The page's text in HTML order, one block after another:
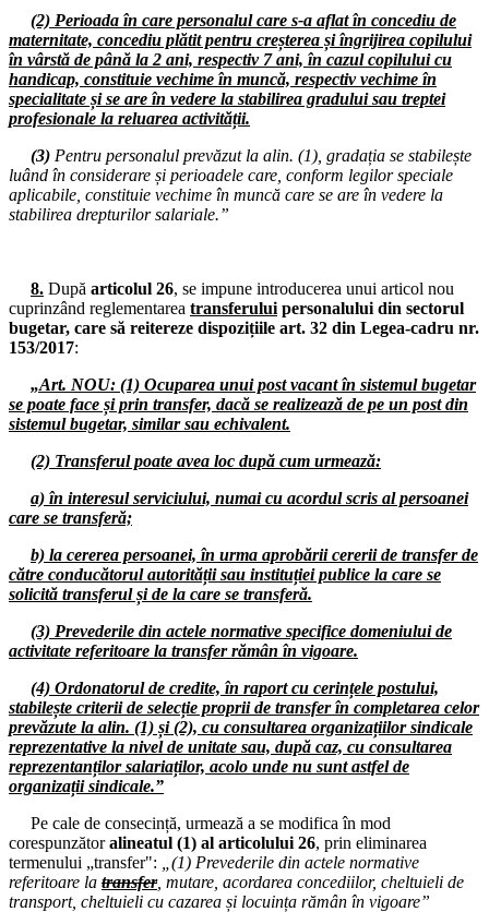
04-08.08.2025
Pichetări ale sediilor M.E.C., și partidelor politice
30-31.07.2025
Pichetări ale sediilor M.E.C. și partidelor politice
28.07.2025
Consiliul de administrație al I.S.J. Hunedoara
28.07.2025
Comisia Paritară de la nivelul I.S.J. Hunedoara
16.07.2025
Consiliul Liderilor S.I.P. Județul Hunedoara
Consiliul de administrație al I.S.J. Hunedoara
11.07.2025
Hunedoara - discuție informală
09.07.2025
Consiliul de administrație al I.S.J. Hunedoara
04.07.2025
Consiliul Liderilor și Biroul Executiv F.S.E. „Spiru Haret”
02.07.2025
Comisia de Dialog Social de la nivelul Instituției Prefectului Județul
Hunedoara
24.06.2025
Consiliul de administrație al I.S.J. Hunedoara
16.06.2025
Consiliul Liderilor S.I.P. Județul Hunedoara
12.06.2025
Consiliul de administrație al I.S.J. Hunedoara
10.06.2025
Consiliul de administrație al I.S.J. Hunedoara
(2) Perioada în care personalul care s-a aflat în concediu de
maternitate, concediu plătit pentru creșterea și îngrijirea copilului
în vârstă de până la 2 ani, respectiv 7 ani, în cazul copilului cu
handicap, constituie vechime în muncă, respectiv vechime în
specialitate și se are în vedere la stabilirea gradului sau treptei
profesionale la reluarea activității.
(3) Pentru personalul prevăzut la alin. (1), gradația se stabilește
luând în considerare și perioadele care, conform legilor speciale
aplicabile, constituie vechime în muncă care se are în vedere la
stabilirea drepturilor salariale.”
8. După articolul 26, se impune introducerea unui articol nou
cuprinzând reglementarea transferului personalului din sectorul
bugetar, care să reitereze dispozițiile art. 32 din Legea-cadru nr.
153/2017:
„Art. NOU: (1) Ocuparea unui post vacant în sistemul bugetar
se poate face și prin transfer, dacă se realizează de pe un post din
sistemul bugetar, similar sau echivalent.
(2) Transferul poate avea loc după cum urmează:
a) în interesul serviciului, numai cu acordul scris al persoanei
care se transferă;
b) la cererea persoanei, în urma aprobării cererii de transfer de
către conducătorul autorității sau instituției publice la care se
solicită transferul și de la care se transferă.
(3) Prevederile din actele normative specifice domeniului de
activitate referitoare la transfer rămân în vigoare.
(4) Ordonatorul de credite, în raport cu cerințele postului,
stabilește criterii de selecție proprii de transfer în completarea celor
prevăzute la alin. (1) și (2), cu consultarea organizațiilor sindicale
reprezentative la nivel de unitate sau, după caz, cu consultarea
reprezentanților salariaților, acolo unde nu sunt astfel de
organizații sindicale.”
Pe cale de consecință, urmează a se modifica în mod
corespunzătoralineatul (1) al articolului 26, prin eliminarea
termenului „transfer":
„(1) Prevederile din actele normative
referitoare la transfer, mutare, acordarea concediilor, cheltuieli de
transport, cheltuieli cu cazarea și locuința rămân în vigoare”